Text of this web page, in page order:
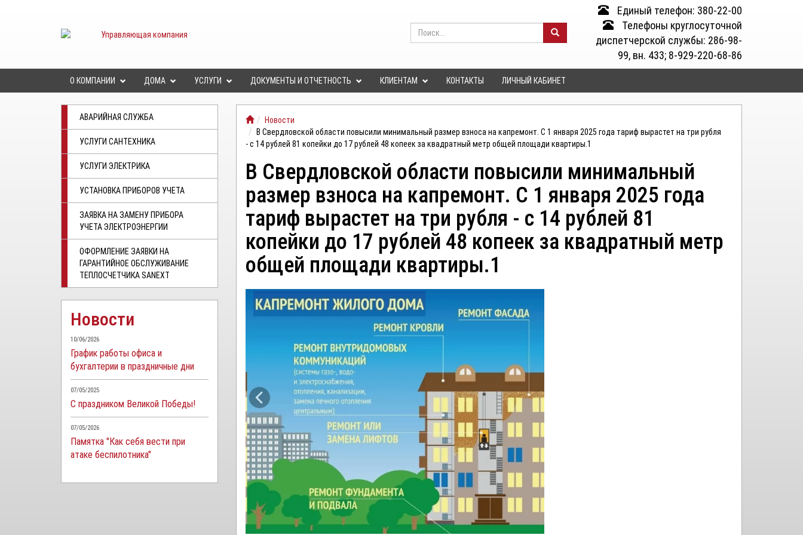
Единый телефон: 380-22-00
Телефоны круглосуточной
диспетчерской службы: 286-98-
99, вн. 433; 8-929-220-68-86
О КОМПАНИИ ДОМА УСЛУГИ ДОКУМЕНТЫ И ОТЧЕТНОСТЬ КЛИЕНТАМ КОНТАКТЫ ЛИЧНЫЙ КАБИНЕТ
АВАРИЙНАЯ СЛУЖБА
УСЛУГИ САНТЕХНИКА
УСЛУГИ ЭЛЕКТРИКА
УСТАНОВКА ПРИБОРОВ УЧЕТА
ЗАЯВКА НА ЗАМЕНУ ПРИБОРА
УЧЕТА ЭЛЕКТРОЭНЕРГИИ
ОФОРМЛЕНИЕ ЗАЯВКИ НА
ГАРАНТИЙНОЕ ОБСЛУЖИВАНИЕ
ТЕПЛОСЧЕТЧИКА SANEXT
Новости
10/06/2026
График работы офиса и
бухгалтерии в праздничные дни
07/05/2025
С праздником Великой Победы!
07/05/2026
Памятка "Как себя вести при
атаке беспилотника"
Новости
В Свердловской области повысили минимальный размер взноса на капремонт. С 1 января 2025 года тариф вырастет на три рубля
- с 14 рублей 81 копейки до 17 рублей 48 копеек за квадратный метр общей площади квартиры.1
В Свердловской области повысили минимальный
размер взноса на капремонт. С 1 января 2025 года
тариф вырастет на три рубля - с 14 рублей 81
копейки до 17 рублей 48 копеек за квадратный метр
общей площади квартиры.1